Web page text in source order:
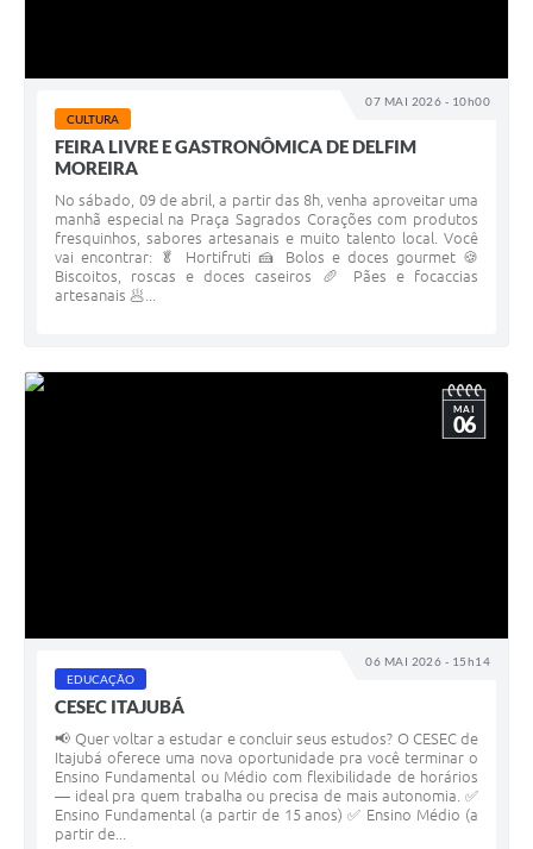
07 MAI 2026 - 10h00
CULTURA
FEIRA LIVRE E GASTRONÔMICA DE DELFIM
MOREIRA
No sábado, 09 de abril, a partir das 8h, venha aproveitar uma
manhã especial na Praça Sagrados Corações com produtos
fresquinhos, sabores artesanais e muito talento local. Você
vai encontrar: 🥬 Hortifruti 🍰 Bolos e doces gourmet 🍪
Biscoitos, roscas e doces caseiros 🥖 Pães e focaccias
artesanais 🥟...
06 MAI 2026 - 15h14
MAI
06
EDUCAÇÃO
CESEC ITAJUBÁ
📢 Quer voltar a estudar e concluir seus estudos? O CESEC de
Itajubá oferece uma nova oportunidade pra você terminar o
Ensino Fundamental ou Médio com flexibilidade de horários
— ideal pra quem trabalha ou precisa de mais autonomia. ✅
Ensino Fundamental (a partir de 15 anos) ✅ Ensino Médio (a
partir de...